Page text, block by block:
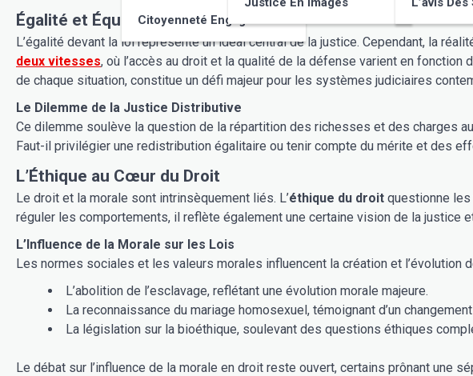
Citoyenneté Engagée
Égalité et Équité
L’égalité
deux vitesses, où l’accès au droit et la qualité de la défense varient en fonction des ressources de chacun. Trouver un équilibre entre
de chaque situation, constitue un défi majeur pour les systèmes judiciaires
Le Dilemme de la Justice Distributive
Ce dilemme soulève la question de la répartition des richesses et des charges au sein d’une société. Comment garantir une justice sociale tout en
Faut-il privilégier une redistribution égalitaire ou tenir compte du mérite et des
L’Éthique au Cœur du Droit
Le droit et la morale sont intrinsèquement liés. L’éthique du droit questionne les
réguler les comportements, il reflète également une certaine vision de la justice
L’Influence de la Morale sur les Lois
Les normes sociales et les valeurs morales influencent la création et
L’abolition de l’esclavage, reflétant une évolution morale majeure.
La reconnaissance du mariage homosexuel, témoignant d’un
La législation sur la bioéthique, soulevant des questions éthiques
Le débat sur l’influence de la morale en droit reste ouvert, certains prônant une